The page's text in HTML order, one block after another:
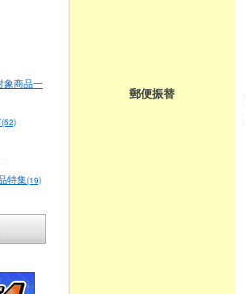
象商品一
(52)
特集(19)
郵便振替